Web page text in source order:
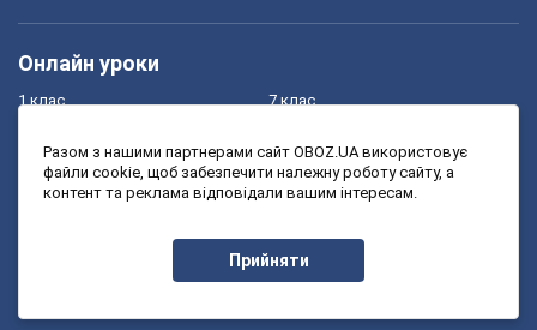
Онлайн уроки
1 клас
3 клас
7 клас
9 клас
Разом з нашими партнерами сайт OBOZ.UA використовує
файли cookie, щоб забезпечити належну роботу сайту, а
контент та реклама відповідали вашим інтересам.
Прийняти